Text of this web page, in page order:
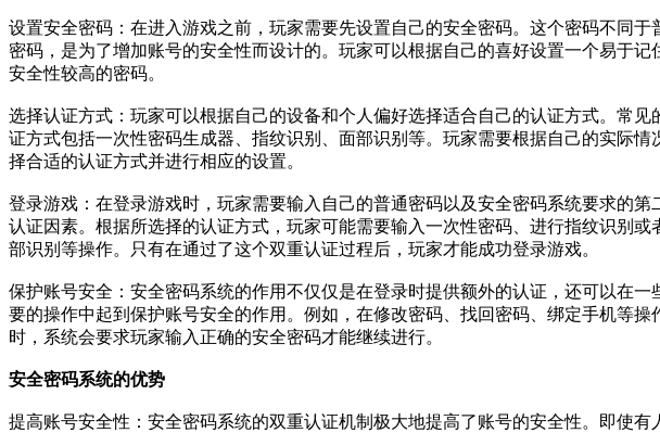
设置安全密码：在进入游戏之前，玩家需要先设置自己的安全密码。这个密码不同于
密码，是为了增加账号的安全性而设计的。玩家可以根据自己的喜好设置一个易于记
安全性较高的密码。
选择认证方式：玩家可以根据自己的设备和个人偏好选择适合自己的认证方式。常见
证方式包括一次性密码生成器、指纹识别、面部识别等。玩家需要根据自己的实际情
择合适的认证方式并进行相应的设置。
登录游戏：在登录游戏时，玩家需要输入自己的普通密码以及安全密码系统要求的第
认证因素。根据所选择的认证方式，玩家可能需要输入一次性密码、进行指纹识别或
部识别等操作。只有在通过了这个双重认证过程后，玩家才能成功登录游戏。
保护账号安全：安全密码系统的作用不仅仅是在登录时提供额外的认证，还可以在一
要的操作中起到保护账号安全的作用。例如，在修改密码、找回密码、绑定手机等操
时，系统会要求玩家输入正确的安全密码才能继续进行。
安全密码系统的优势
提高账号安全性：安全密码系统的双重认证机制极大地提高了账号的安全性。即使有